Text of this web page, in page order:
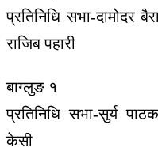
प्रतिनिधि सभा-दामोदर
राजिब पहारी
बाग्लुङ १
प्रतिनिधि सभा-सुर्य
केसी